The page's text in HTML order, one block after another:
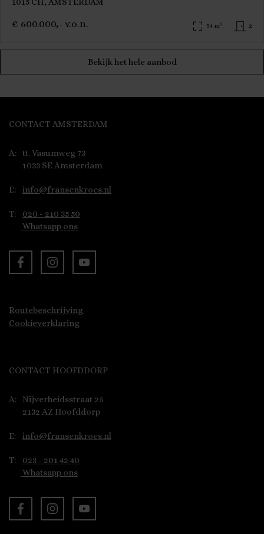
Bekijk het hele aanbod
€ 600.000,- v.o.n. 54 m 2 2
CONTACT AMSTERDAM
A:
tt. Vasumweg 73
1033 SE Amsterdam
E: info@fransenkroes.nl
T:
020 - 210 35 50
Whatsapp ons
Routebeschrijving
Cookieverklaring
CONTACT HOOFDDORP
A:
Nijverheidsstraat 25
2132 AZ Hoofddorp
E: info@fransenkroes.nl
T:
023 - 201 42 40
Whatsapp ons